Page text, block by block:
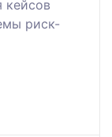
кейсов
риск-